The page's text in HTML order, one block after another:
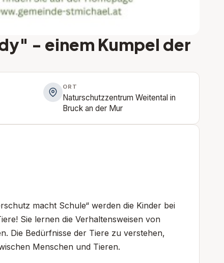
- einem Kumpel der
ORT
Naturschutzzentrum Weitental in
Bruck an der Mur
macht Schule“ werden die Kinder bei
Sie lernen die Verhaltensweisen von
Die Bedürfnisse der Tiere zu verstehen,
Menschen und Tieren.